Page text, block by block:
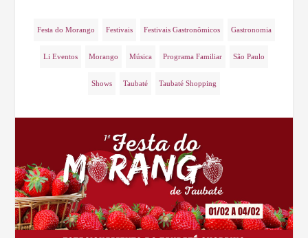
Festa do Morango Festivais Festivais Gastronômicos Gastronomia
Li Eventos Morango Música Programa Familiar São Paulo
Shows Taubaté Taubaté Shopping